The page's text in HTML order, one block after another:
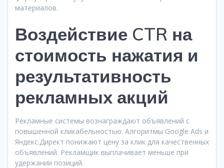
материалов.
Воздействие CTR на
стоимость нажатия и
результативность
рекламных акций
Рекламные системы вознаграждают объявлений с
повышенной кликабельностью. Алгоритмы Google Ads и
Яндекс.Директ понижают цену за клик для качественных
объявлений. Рекламщик выплачивает меньше при
удержании позиций.